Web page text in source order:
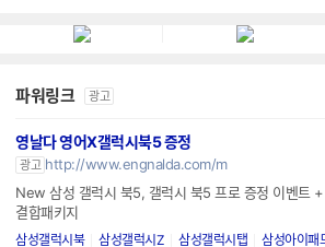
파워링크 광고
영날다 영어X갤럭시북5 증정
광고 http://www.engnalda.com/m
New 삼성 갤럭시 북5, 갤럭시 북5 프로 증정 이벤트
결합패키지
삼성갤럭시북 삼성갤럭시Z 삼성갤럭시탭 삼성아이패